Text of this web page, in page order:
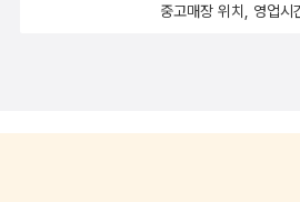
중고매장 위치, 영업시